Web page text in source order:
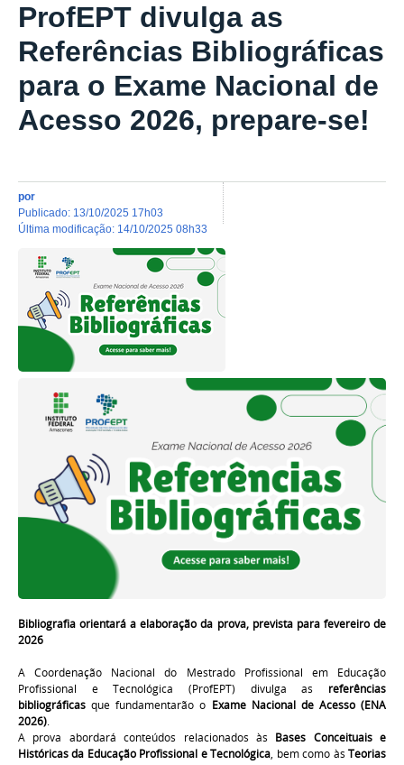
ProfEPT divulga as
Referências Bibliográficas
para o Exame Nacional de
Acesso 2026, prepare-se!
por
publicado: 13/10/2025 17h03
última modificação: 14/10/2025 08h33
Bibliografia orientará a elaboração da prova, prevista para fevereiro de
2026
A Coordenação Nacional do Mestrado Profissional em Educação
Profissional e Tecnológica (ProfEPT) divulga as referências
bibliográficas que fundamentarão o Exame Nacional de Acesso (ENA
2026).
A prova abordará conteúdos relacionados às Bases Conceituais e
Históricas da Educação Profissional e Tecnológica, bem como àsTeorias